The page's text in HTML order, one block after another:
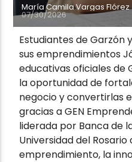
María Camila Vargas Flórez
07/30/2026
Estudiantes de Garzón
sus emprendimientos
educativas oficiales de
la oportunidad de
negocio y convertirlas
gracias a GEN
liderada por Banca de
Universidad del
emprendimiento, la